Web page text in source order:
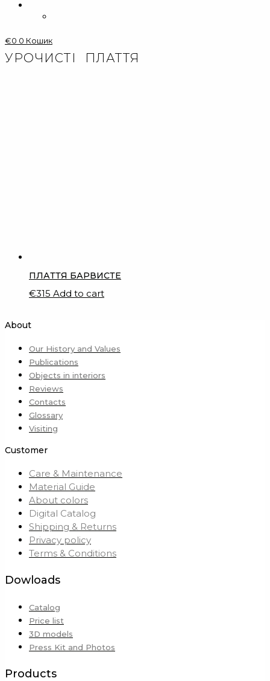
€0 0 Кошик
УРОЧИСТІ ПЛАТТЯ
ПЛАТТЯ БАРВИСТЕ
€315 Add to cart
About
Our History and Values
Publications
Objects in interiors
Reviews
Contacts
Glossary
Visiting
Customer
Care & Maintenance
Material Guide
About colors
Digital Catalog
Shipping & Returns
Privacy policy
Terms & Conditions
Dowloads
Catalog
Price list
3D models
Press Kit and Photos
Products